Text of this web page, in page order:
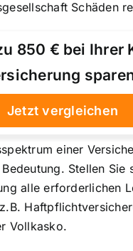
Schäden
850 € bei Ihrer
Jetzt vergleichen
einer
Stellen Sie
alle erforderlichen
Vollkasko.